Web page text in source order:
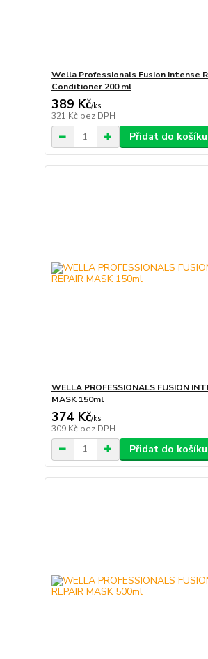
Wella Professionals Fusion Intense
Conditioner 200 ml
389 Kč/ks
321 Kč bez DPH
Přidat do košíku
WELLA PROFESSIONALS FUSION
MASK 150ml
374 Kč/ks
309 Kč bez DPH
Přidat do košíku